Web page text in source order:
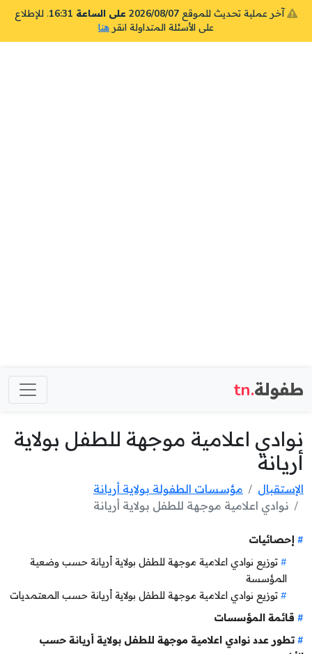
آخر عملية تحديث للموقع 2026/08/07 على الساعة 16:31
. للإطلاع
على الأسئلة المتداولة انقر هنا
طفولة.tn
نوادي اعلامية موجهة للطفل بولاية
أريانة
الإستقبال
مؤسسات الطفولة بولاية أريانة
نوادي اعلامية موجهة للطفل بولاية أريانة
إحصائيات
توزيع نوادي اعلامية موجهة للطفل بولاية أريانة حسب وضعية
المؤسسة
توزيع نوادي اعلامية موجهة للطفل بولاية أريانة حسب المعتمديات
قائمة المؤسسات
تطور عدد نوادي اعلامية موجهة للطفل بولاية أريانة حسب